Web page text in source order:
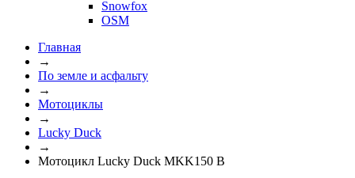
Snowfox
OSM
Главная
→
По земле и асфальту
→
Мотоциклы
→
Lucky Duck
→
Мотоцикл Lucky Duck MKK150 B